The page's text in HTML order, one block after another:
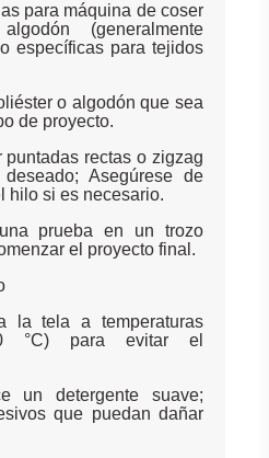
para máquina de coser
(generalmente
específicas para tejidos
o algodón que sea
de proyecto.
puntadas rectas o zigzag
Asegúrese de
hilo si es necesario.
prueba en un trozo
el proyecto final.
la tela a temperaturas
°C) para evitar el
un detergente suave;
que puedan dañar